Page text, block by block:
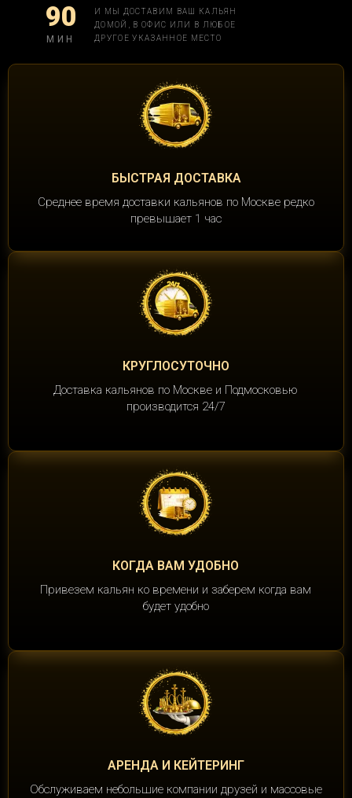
90
МИН
И МЫ ДОСТАВИМ ВАШ КАЛЬЯН
ДОМОЙ, В ОФИС ИЛИ В ЛЮБОЕ
ДРУГОЕ УКАЗАННОЕ МЕСТО
БЫСТРАЯ ДОСТАВКА
Среднее время доставки кальянов по Москве редко
превышает 1 час
КРУГЛОСУТОЧНО
Доставка кальянов по Москве и Подмосковью
производится 24/7
КОГДА ВАМ УДОБНО
Привезем кальян ко времени и заберем когда вам
будет удобно
АРЕНДА И КЕЙТЕРИНГ
Обслуживаем небольшие компании друзей и массовые